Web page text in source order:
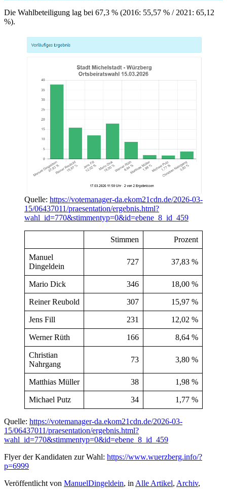
Die Wahlbeteiligung lag bei 67,3 % (2016: 55,57 % / 2021: 65,12
%).
Quelle: https://votemanager-da.ekom21cdn.de/2026-03-
15/06437011/praesentation/ergebnis.html?
wahl_id=770&stimmentyp=0&id=ebene_8_id_459
Stimmen Prozent
Manuel
Dingeldein
727 37,83 %
Mario Dick 346 18,00 %
Reiner Reubold 307 15,97 %
Jens Fill 231 12,02 %
Werner Rüth 166 8,64 %
Christian
Nahrgang
73 3,80 %
Matthias Müller 38 1,98 %
Michael Putz 34 1,77 %
Quelle: https://votemanager-da.ekom21cdn.de/2026-03-
15/06437011/praesentation/ergebnis.html?
wahl_id=770&stimmentyp=0&id=ebene_8_id_459
Flyer der Kandidaten zur Wahl: https://www.wuerzberg.info/?
p=6999
Veröffentlicht von ManuelDingeldein, in Alle Artikel, Archiv,